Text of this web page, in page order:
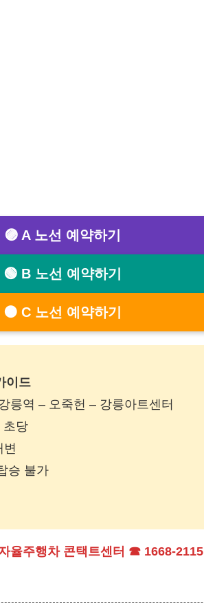
🟣 A 노선 예약하기
🟢 B 노선 예약하기
🟠 C 노선 예약하기
이드
릉역 – 오죽헌 – 강릉아트센터
당
승 불가
율주행차 콘택트센터 ☎ 1668-2115